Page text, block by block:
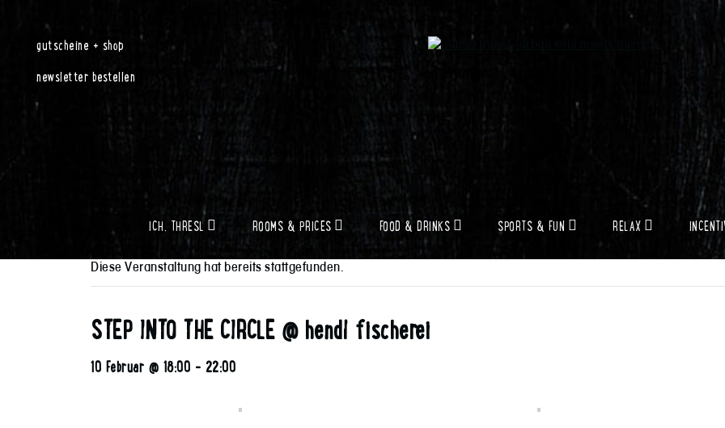
gutscheine + shop
newsletter bestellen
ICH, THRESL ROOMS & PRICES FOOD & DRINKS SPORTS & FUN RELAX
Diese Veranstaltung hat bereits stattgefunden.
STEP INTO THE CIRCLE @ hendl fischerei
10 Februar @ 18:00 - 22:00